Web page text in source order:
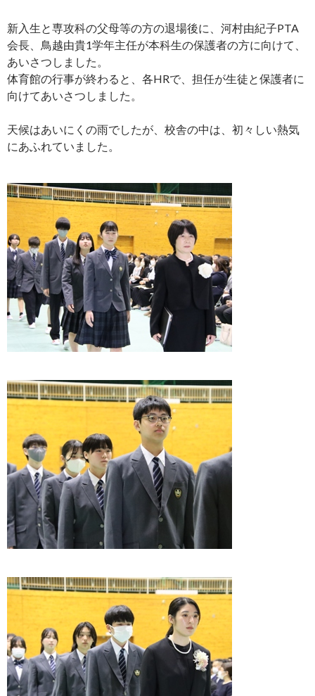
新入生と専攻科の父母等の方の退場後に、河村由紀子PTA
会長、鳥越由貴1学年主任が本科生の保護者の方に向けて、
あいさつしました。
体育館の行事が終わると、各HRで、担任が生徒と保護者に
向けてあいさつしました。
天候はあいにくの雨でしたが、校舎の中は、初々しい熱気
にあふれていました。